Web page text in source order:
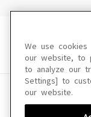
We use
our website, to
to analyze our
Settings] to
our website.